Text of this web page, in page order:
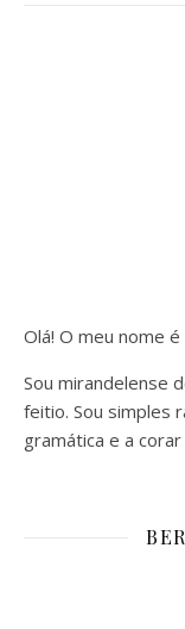
Olá! O meu nome
Sou mirandelense
feitio. Sou simples
gramática e a